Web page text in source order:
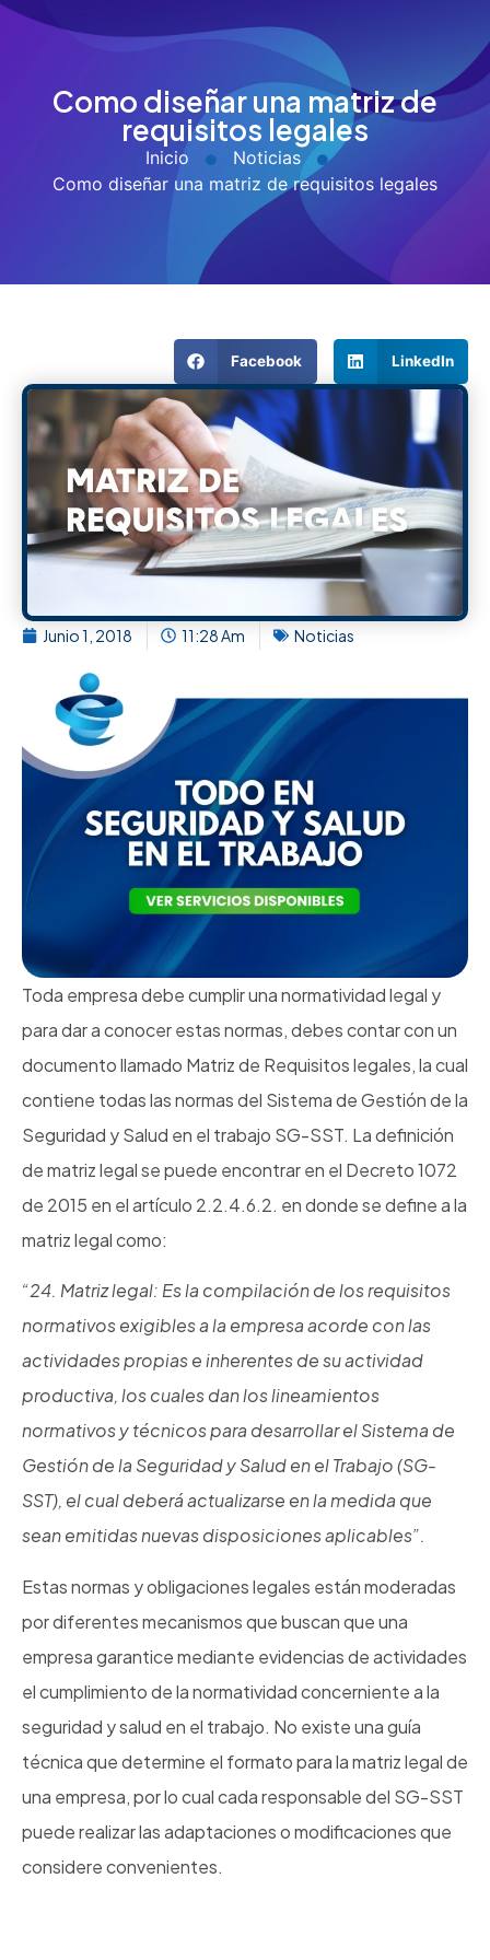
Como diseñar una matriz de
requisitos legales
Inicio
Noticias
Como diseñar una matriz de requisitos legales
Facebook LinkedIn
Junio 1, 2018 11:28 Am Noticias
Toda empresa debe cumplir una normatividad legal y
para dar a conocer estas normas, debes contar con un
documento llamado Matriz de Requisitos legales, la cual
contiene todas las normas del Sistema de Gestión de la
Seguridad y Salud en el trabajo SG-SST. La definición
de matriz legal se puede encontrar en el Decreto 1072
de 2015 en el artículo 2.2.4.6.2. en donde se define a la
matriz legal como:
“24. Matriz legal: Es la compilación de los requisitos
normativos exigibles a la empresa acorde con las
actividades propias e inherentes de su actividad
productiva, los cuales dan los lineamientos
normativos y técnicos para desarrollar el Sistema de
Gestión de la Seguridad y Salud en el Trabajo (SG-
SST), el cual deberá actualizarse en la medida que
sean emitidas nuevas disposiciones aplicables”.
Estas normas y obligaciones legales están moderadas
por diferentes mecanismos que buscan que una
empresa garantice mediante evidencias de actividades
el cumplimiento de la normatividad concerniente a la
seguridad y salud en el trabajo. No existe una guía
técnica que determine el formato para la matriz legal de
una empresa, por lo cual cada responsable del SG-SST
puede realizar las adaptaciones o modificaciones que
considere convenientes.